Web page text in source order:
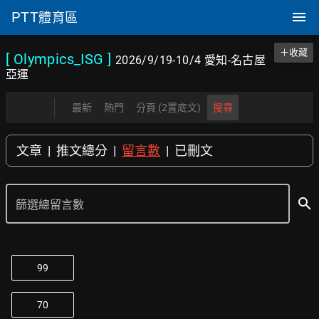
PTT體育區
[ Olympics_ISG ] 2026/9/19-10/4 愛知-名古屋
亞運
＋收藏
最新 熱門 分頁 (2置底文) 搜尋
文章 | 推文總分 | 留言數 | 已刪文
篩選總留言數 search
99
70